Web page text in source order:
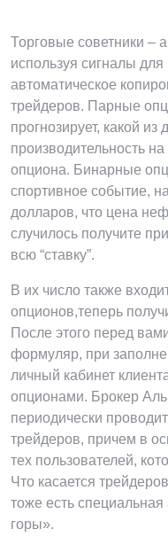
Торговые советники –
используя сигналы
автоматическое
трейдеров. Парные
прогнозирует, какой
производительность
опциона. Бинарные
спортивное событие,
долларов, что цена
случилось получите
всю “ставку”.
В их число также
опционов,теперь
После этого перед
формуляр, при
личный кабинет
опционами. Брокер
периодически
трейдеров, причем в
тех пользователей,
Что касается
тоже есть
горы».